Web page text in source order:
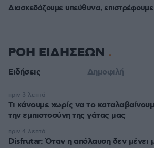
Διασκεδάζουμε υπεύθυνα,
ΡΟΗ ΕΙΔΗΣΕΩΝ
Ειδήσεις Δημοφιλή
Τι κάνουμε χωρίς να το
την εμπιστοσύνη της γάτας μας
πριν 3 λεπτά
Disfrutar: Όταν η απόλαυση δεν μένει
πριν 4 λεπτά